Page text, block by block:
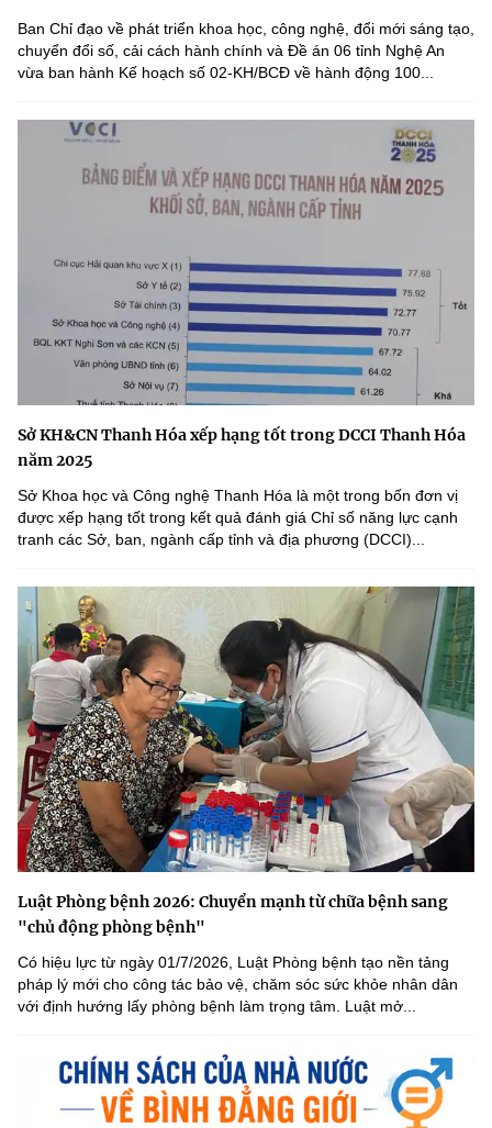
Ban Chỉ đạo về phát triển khoa học, công nghệ, đổi mới sáng tạo,
chuyển đổi số, cải cách hành chính và Đề án 06 tỉnh Nghệ An
vừa ban hành Kế hoạch số 02-KH/BCĐ về hành động 100...
Sở KH&CN Thanh Hóa xếp hạng tốt trong DCCI Thanh Hóa
năm 2025
Sở Khoa học và Công nghệ Thanh Hóa là một trong bốn đơn vị
được xếp hạng tốt trong kết quả đánh giá Chỉ số năng lực cạnh
tranh các Sở, ban, ngành cấp tỉnh và địa phương (DCCI)...
Luật Phòng bệnh 2026: Chuyển mạnh từ chữa bệnh sang
"chủ động phòng bệnh"
Có hiệu lực từ ngày 01/7/2026, Luật Phòng bệnh tạo nền tảng
pháp lý mới cho công tác bảo vệ, chăm sóc sức khỏe nhân dân
với định hướng lấy phòng bệnh làm trọng tâm. Luật mở...